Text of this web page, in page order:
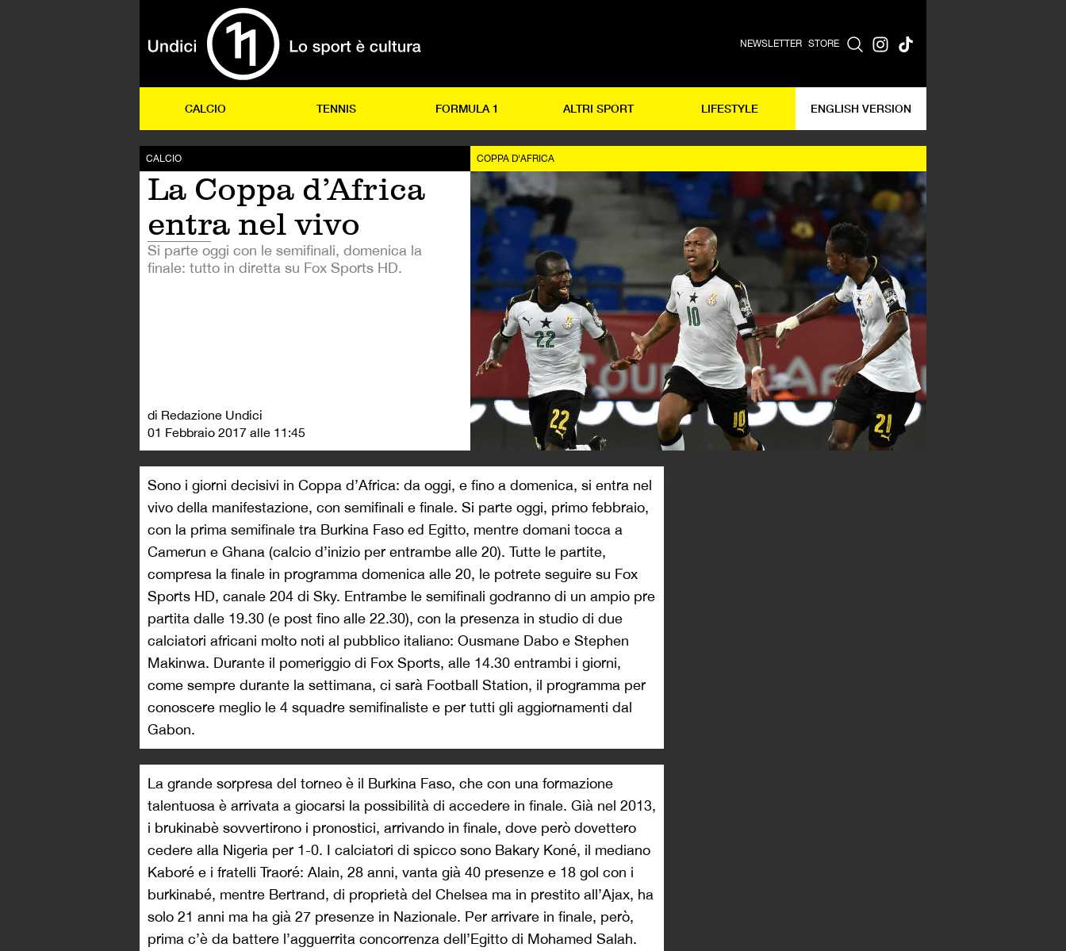
NEWSLETTER STORE
CALCIO TENNIS FORMULA 1 ALTRI SPORT LIFESTYLE ENGLISH VERSION
CALCIO
La Coppa d’Africa
entra nel vivo
Si parte oggi con le semifinali, domenica la
finale: tutto in diretta su Fox Sports HD.
di Redazione Undici
01 Febbraio 2017 alle 11:45
COPPA D'AFRICA
Sono i giorni decisivi in Coppa d’Africa: da oggi, e fino a domenica, si entra nel
vivo della manifestazione, con semifinali e finale. Si parte oggi, primo febbraio,
con la prima semifinale tra Burkina Faso ed Egitto, mentre domani tocca a
Camerun e Ghana (calcio d’inizio per entrambe alle 20). Tutte le partite,
compresa la finale in programma domenica alle 20, le potrete seguire su Fox
Sports HD, canale 204 di Sky. Entrambe le semifinali godranno di un ampio pre
partita dalle 19.30 (e post fino alle 22.30), con la presenza in studio di due
calciatori africani molto noti al pubblico italiano: Ousmane Dabo e Stephen
Makinwa. Durante il pomeriggio di Fox Sports, alle 14.30 entrambi i giorni,
come sempre durante la settimana, ci sarà Football Station, il programma per
conoscere meglio le 4 squadre semifinaliste e per tutti gli aggiornamenti dal
Gabon.
La grande sorpresa del torneo è il Burkina Faso, che con una formazione
talentuosa è arrivata a giocarsi la possibilità di accedere in finale. Già nel 2013,
i brukinabè sovvertirono i pronostici, arrivando in finale, dove però dovettero
cedere alla Nigeria per 1-0. I calciatori di spicco sono Bakary Koné, il mediano
Kaboré e i fratelli Traoré: Alain, 28 anni, vanta già 40 presenze e 18 gol con i
burkinabé, mentre Bertrand, di proprietà del Chelsea ma in prestito all’Ajax, ha
solo 21 anni ma ha già 27 presenze in Nazionale. Per arrivare in finale, però,
prima c’è da battere l’agguerrita concorrenza dell’Egitto di Mohamed Salah.